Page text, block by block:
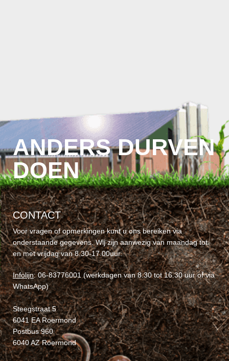
ANDERS DURVEN
DOEN
CONTACT
Voor vragen of opmerkingen kunt u ons bereiken via
onderstaande gegevens. Wij zijn aanwezig van maandag tot
en met vrijdag van 8.30-17.00uur.
Infolijn: 06-83776001 (werkdagen van 8.30 tot 16.30 uur of via
WhatsApp)
Steegstraat 5
6041 EA Roermond
Postbus 960
6040 AZ Roermond